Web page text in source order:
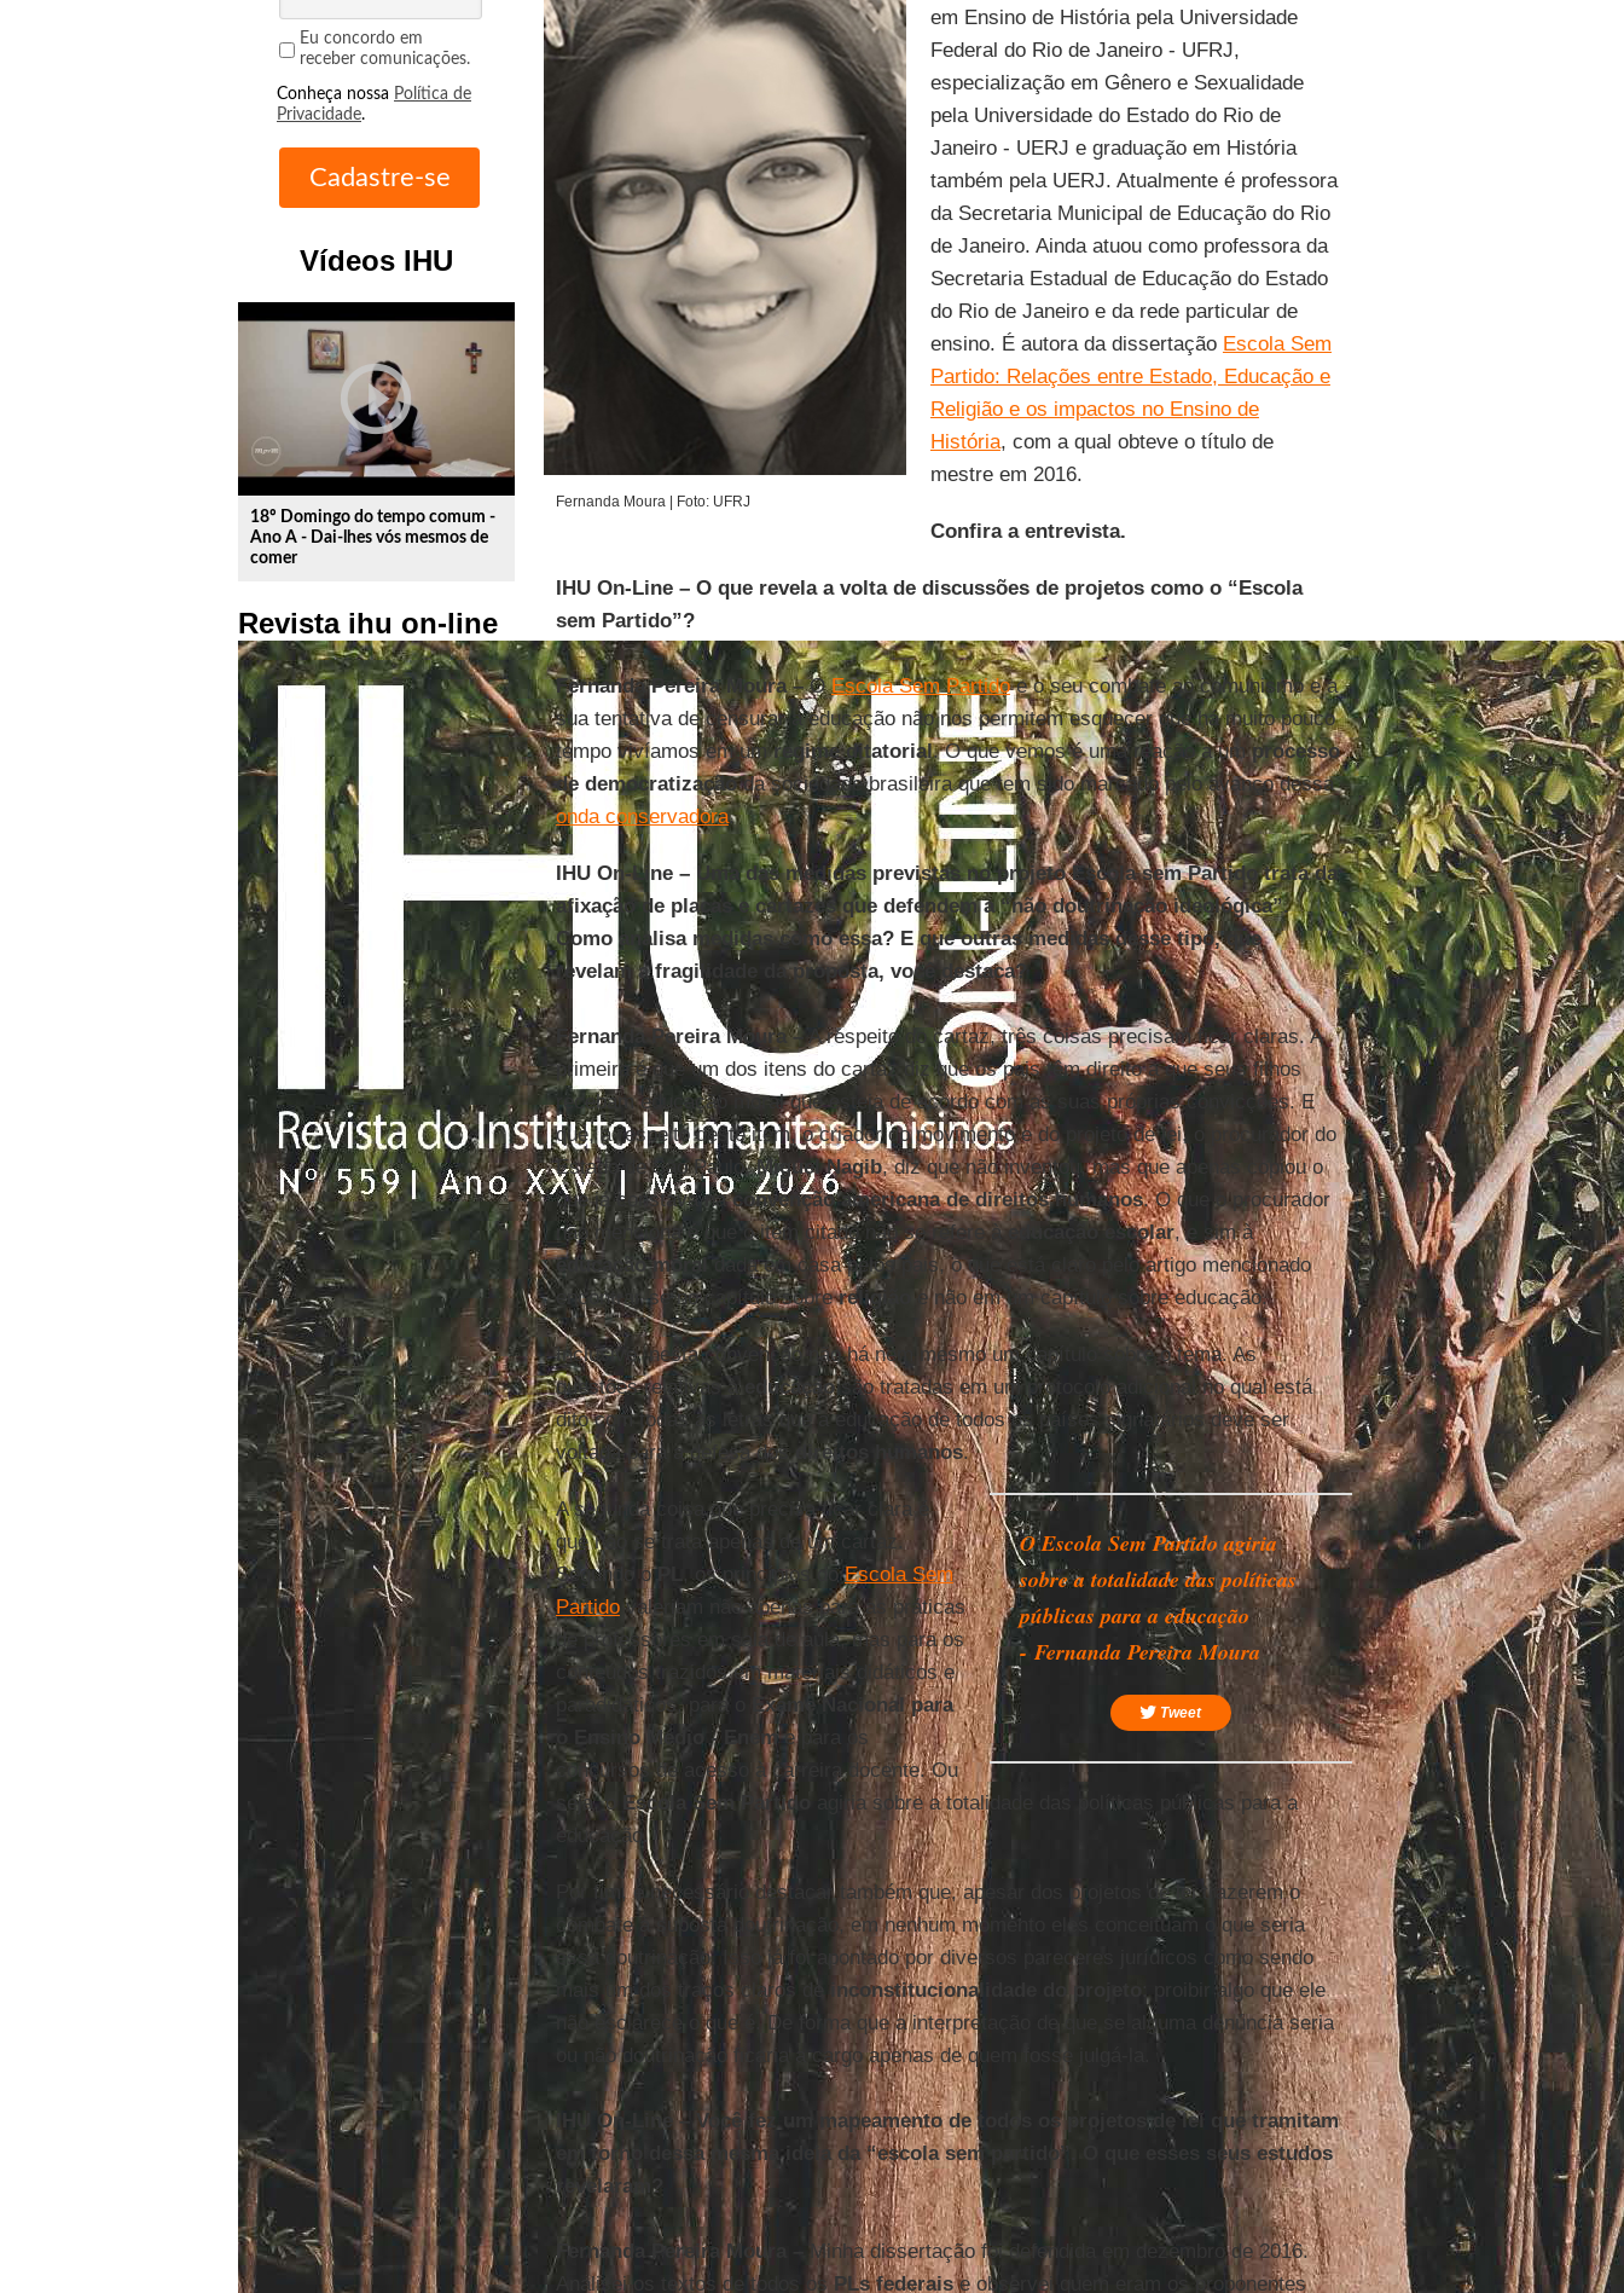
Eu concordo em
receber comunicações.
Conheça nossa Política de
Privacidade.
Vídeos IHU
play_circle_outline
18º Domingo do tempo comum -
Ano A - Dai-lhes vós mesmos de
comer
Revista ihu on-line
Fernanda Moura | Foto: UFRJ
em Ensino de História pela Universidade
Federal do Rio de Janeiro - UFRJ,
especialização em Gênero e Sexualidade
pela Universidade do Estado do Rio de
Janeiro - UERJ e graduação em História
também pela UERJ. Atualmente é professora
da Secretaria Municipal de Educação do Rio
de Janeiro. Ainda atuou como professora da
Secretaria Estadual de Educação do Estado
do Rio de Janeiro e da rede particular de
ensino. É autora da dissertação Escola Sem
Partido: Relações entre Estado, Educação e
Religião e os impactos no Ensino de
História, com a qual obteve o título de
mestre em 2016.
Confira a entrevista.
IHU On-Line – O que revela a volta de discussões de projetos como o “Escola
sem Partido”?
Fernanda Pereira Moura –OEscola Sem Partidoe o seu combate ao comunismo e a
sua tentativa de censurar a educação não nos permitem esquecer que há muito pouco
tempo vivíamos em umregime ditatorial. O que vemos é uma reação a umprocesso
de democratizaçãoda sociedade brasileira que tem sido marcado pelo avanço dessa
onda conservadora.
IHU On-Line – Uma das medidas previstas no projeto Escola sem Partido trata da
afixação de placas e cartazes que defendem a “não doutrinação ideológica”.
Como analisa medidas como essa? E que outras medidas desse tipo, que
revelam a fragilidade da proposta, você destaca?
Fernanda Pereira Moura – A respeito do cartaz, três coisas precisam ficar claras. A
primeira é que um dos itens do cartaz diz que os pais têm direito a que seus filhos
recebam educação moral que esteja de acordo com as suas próprias convicções. E
que, a respeito deste item, o criador do movimento e do projeto de lei, o procurador do
Estado de São Paulo,Miguel Nagib, diz que não inventou, mas que apenas copiou o
que já constava naconvenção americana de direitos humanos. O que o procurador
não menciona é que o item citado não se refere àeducação escolar, e sim à
educação moral
dada em casa pelos pais, o que está claro pelo artigo mencionado
encontrar-se no capítulo sobrereligião e não em um capítulo sobre educação.
Inclusive, nesta convenção não há nem mesmo um capítulo sobre o tema. As
questões relativas à
educaçãosão tratadas em um protocolo adicional no qual está
dito com todas as letras que a educação de todos os países signatários deve ser
voltada para a defesa dosdireitos humanos.
O Escola Sem Partido agiria
sobre a totalidade das políticas
públicas para a educação
- Fernanda Pereira Moura
Tweet
A segunda coisa que precisa ficar clara é
que não se trata apenas de um cartaz.
Segundo o
, os princípios doEscola Sem
Partidovaleriam não apenas para as práticas
de professores em sala de aula, mas para os
conteúdos trazidos em materiais didáticos e
paradidáticos, para o
Exame Nacional para
o Ensino Médio - Eneme para os
concursos de acesso à carreira docente. Ou
seja, o
Escola Sem Partido
agiria sobre a totalidade das políticas públicas para a
educação.
Por fim, é necessário destacar também que, apesar dos projetos de lei trazerem o
combate à suposta doutrinação, em nenhum momento eles conceituam o que seria
essa doutrinação. Isso já foi apontado por diversos pareceres jurídicos como sendo
mais um dos traços claros de
inconstitucionalidade do projeto
: proibir algo que ele
não esclarece o que é. De forma que a interpretação de que se alguma denúncia seria
ou não doutrinação ficaria a cargo apenas de quem fosse julgá-la.
IHU On-Line – Você fez um mapeamento de todos os projetos de lei que tramitam
em torno dessa mesma ideia da “escola sem partido”. O que esses seus estudos
revelaram?
Fernanda Pereira Moura –
Minha dissertação foi defendida em dezembro de 2016.
Analisei os textos de todos os PLs federaise observei quem eram os proponentes